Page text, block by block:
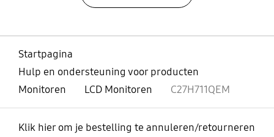
Startpagina
Hulp en ondersteuning voor producten
Monitoren
LCD Monitoren C27H711QEM
Klik hier om je bestelling te annuleren/retourneren